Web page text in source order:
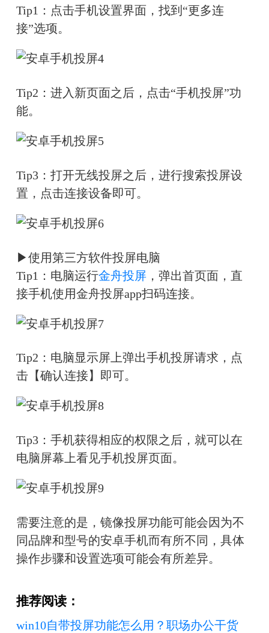
Tip1：点击手机设置界面，找到“更多连
接”选项。
Tip2：进入新页面之后，点击“手机投屏”功
能。
Tip3：打开无线投屏之后，进行搜索投屏设
置，点击连接设备即可。
▶使用第三方软件投屏电脑
Tip1：电脑运行金舟投屏，弹出首页面，直
接手机使用金舟投屏app扫码连接。
Tip2：电脑显示屏上弹出手机投屏请求，点
击【确认连接】即可。
Tip3：手机获得相应的权限之后，就可以在
电脑屏幕上看见手机投屏页面。
需要注意的是，镜像投屏功能可能会因为不
同品牌和型号的安卓手机而有所不同，具体
操作步骤和设置选项可能会有所差异。
推荐阅读：
win10自带投屏功能怎么用？职场办公干货